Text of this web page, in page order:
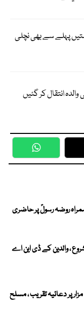
پہلے سے بھی نچلی
انتقال کر گئیں
WhatsApp
روضہ رسولؐ پر حاضری
، والدین کے ڈی این اے
68 ویں برسی ، مزار پر دعائیہ تقریب ، مسلح